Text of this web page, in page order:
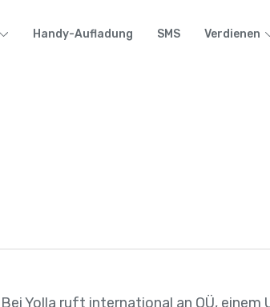
Handy-Aufladung SMS Verdienen
Bei Yolla ruft international an OÜ,